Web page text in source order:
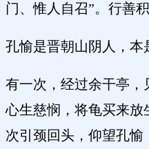
门、惟人自召”。行善
孔愉是晋朝山阴人，本
有一次，经过余干亭，
心生慈悯，将龟买来放
次引颈回头，仰望孔